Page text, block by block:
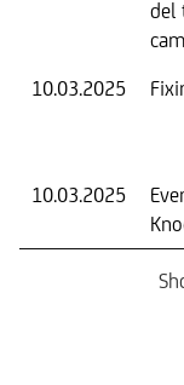
del
10.03.2025
10.03.2025